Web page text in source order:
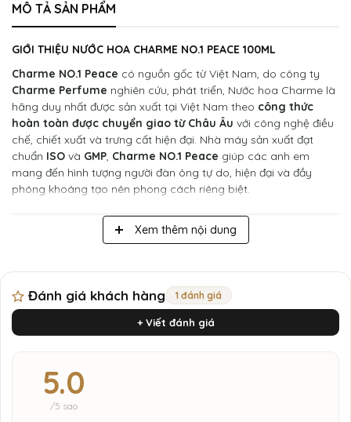
MÔ TẢ SẢN PHẨM
GIỚI THIỆU NƯỚC HOA CHARME NO.1 PEACE 100ML
Charme NO.1 Peace có nguồn gốc từ Việt Nam, do công ty
Charme Perfume nghiên cứu, phát triển, Nước hoa Charme là
hãng duy nhất được sản xuất tại Việt Nam theo công thức
hoàn toàn được chuyển giao từ Châu Âu với công nghệ điều
chế, chiết xuất và trưng cất hiện đại. Nhà máy sản xuất đạt
chuẩn ISO và GMP, Charme NO.1 Peace giúp các anh em
mang đến hình tượng người đàn ông tự do, hiện đại và đầy
phóng khoáng tạo nên phong cách riêng biệt.
Xem thêm nội dung
Đánh giá khách hàng 1 đánh giá
+ Viết đánh giá
5.0
/5 sao